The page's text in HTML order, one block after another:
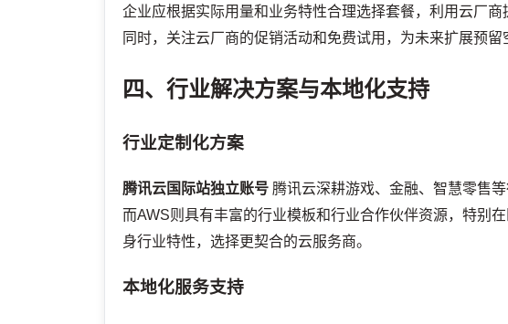
企业应根据实际用量和业务特性合理选择套餐，利用云厂
同时，关注云厂商的促销活动和免费试用，为未来扩展预留
四、行业解决方案与本地化支持
行业定制化方案
腾讯云国际站独立账号 腾讯云深耕游戏、金融、智慧零售
而AWS则具有丰富的行业模板和行业合作伙伴资源，特别
身行业特性，选择更契合的云服务商。
本地化服务支持